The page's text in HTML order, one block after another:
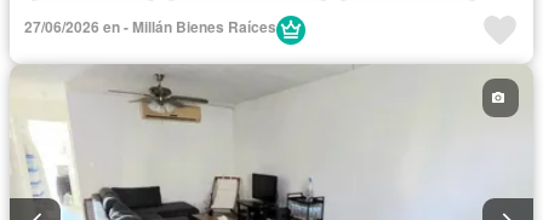
Cuarto de Limpieza
Recámara con closet
Wifi
Completamente amueblado
27/06/2026 en - Millán Bienes Raíces